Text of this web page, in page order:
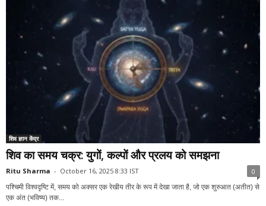
शिव ज्ञान केंद्र
शिव का समय चक्र: युगों, कल्पों और प्रलय को समझना
Ritu Sharma - October 16, 2025 8:33 IST 0
पश्चिमी विश्वदृष्टि में, समय को अक्सर एक रेखीय तीर के रूप में देखा जाता है, जो एक शुरुआत (अतीत) से
एक अंत (भविष्य) तक...